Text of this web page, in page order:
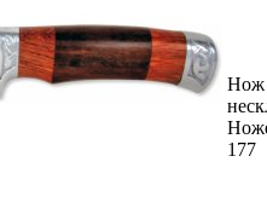
Нож
177